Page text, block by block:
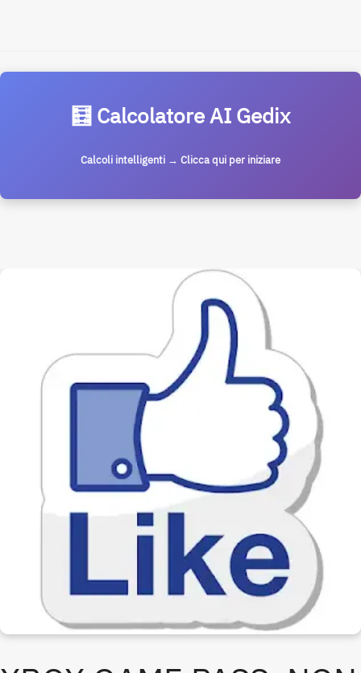
🧮 Calcolatore AI Gedix
Calcoli intelligenti → Clicca qui per iniziare